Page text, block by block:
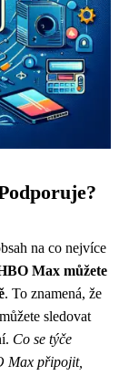
na co nejvíce
Max můžete
. To znamená, že
sledovat
Co se týče
Max připojit,